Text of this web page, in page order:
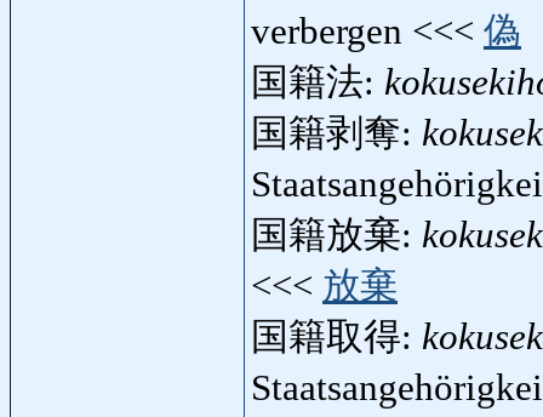
verbergen <<< 偽
国籍法:
国籍剥奪:
国籍放棄:
<<< 放棄
国籍取得: